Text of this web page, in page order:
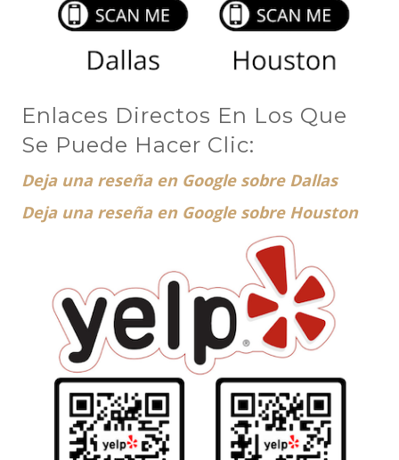
Enlaces Directos En Los Que
Se Puede Hacer Clic:
Deja una reseña en Google sobre Dallas
Deja una reseña en Google sobre Houston